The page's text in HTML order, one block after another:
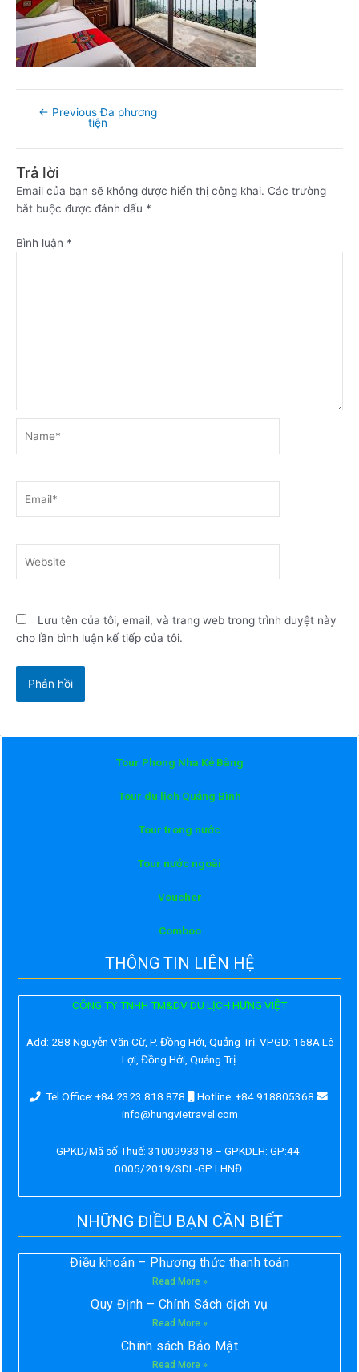
← Previous Đa phương
tiện
Trả lời
Email của bạn sẽ không được hiển thị công khai. Các trường
bắt buộc được đánh dấu *
Bình luận *
Lưu tên của tôi, email, và trang web trong trình duyệt này
cho lần bình luận kế tiếp của tôi.
Tour Phong Nha Kẻ Bàng
Tour du lịch Quảng Bình
Tour trong nước
Tour nước ngoài
Voucher
Comboo
THÔNG TIN LIÊN HỆ
CÔNG TY TNHH TM&DV DU LỊCH HƯNG VIỆT
Add: 288 Nguyễn Văn Cừ, P. Đồng Hới, Quảng Trị. VPGD: 168A Lê
Lợi, Đồng Hới, Quảng Trị.
Tel Office: +84 2323 818 878
Hotline: +84 918805368
info@hungvietravel.com
GPKD/Mã số Thuế: 3100993318 – GPKDLH: GP:44-
0005/2019/SDL-GP LHNĐ.
NHỮNG ĐIỀU BẠN CẦN BIẾT
Điều khoản – Phương thức thanh toán
Read More »
Quy Định – Chính Sách dịch vụ
Read More »
Chính sách Bảo Mật
Read More »